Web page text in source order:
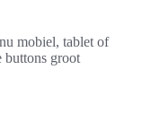
mobiel, tablet of
buttons groot